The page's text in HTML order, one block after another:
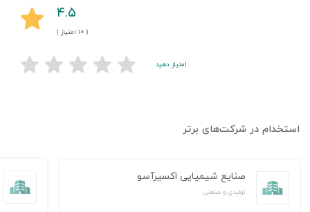
۴.۵
( ۱۰ امتیاز )
امتیاز دهید
استخدام در شرکت‌های برتر
صنایع شیمیایی اکسیرآسو
تولیدی و صنعتی